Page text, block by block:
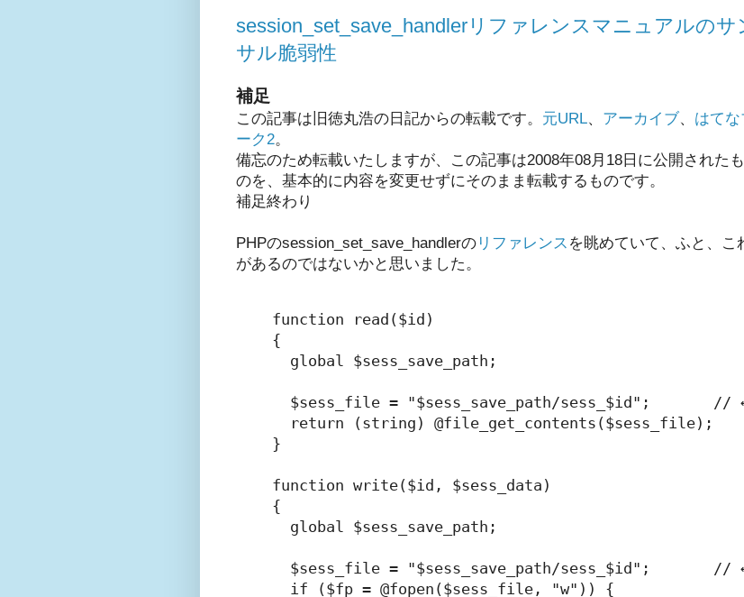
session_set_save_handlerリファレンスマニュアルの
サル脆弱性
補足
この記事は旧徳丸浩の日記からの転載です。 元URL、 アーカイブ、 はて
ーク2。
備忘のため転載いたしますが、この記事は2008年08月18日に公開された
のを、基本的に内容を変更せずにそのまま転載するものです。
補足終わり
PHPのsession_set_save_handlerの リファレンス を眺めていて、ふと、こ
があるのではないかと思いました。
function read($id)
{
  global $sess_save_path;
$sess_file = "$sess_save_path/sess_$id";       // ←
  return (string) @file_get_contents($sess_file);
}
function write($id, $sess_data)
{
  global $sess_save_path;
$sess_file = "$sess_save_path/sess_$id";       // ←
  if ($fp = @fopen($sess_file, "w")) {